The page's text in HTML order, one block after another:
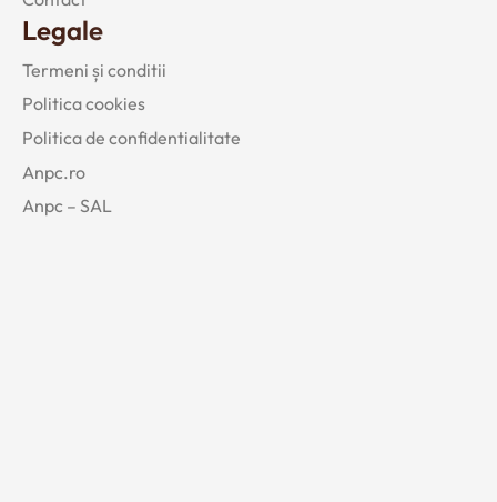
Legale
Termeni și conditii
Politica cookies
Politica de confidentialitate
Anpc.ro
Anpc – SAL